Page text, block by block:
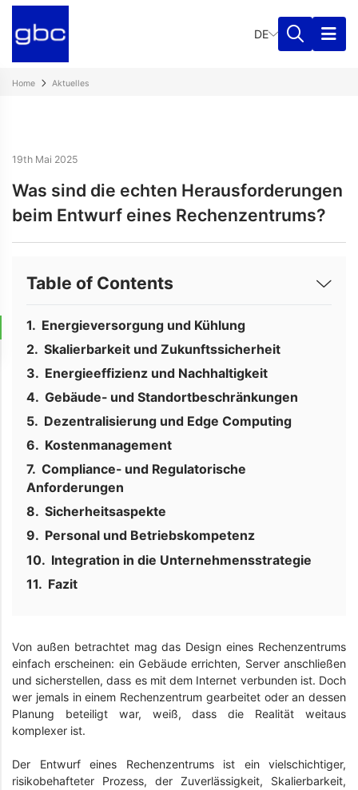
DE
Home Aktuelles
19th Mai 2025
Was sind die echten Herausforderungen
beim Entwurf eines Rechenzentrums?
Table of Contents
Energieversorgung und Kühlung
Skalierbarkeit und Zukunftssicherheit
Energieeffizienz und Nachhaltigkeit
Gebäude- und Standortbeschränkungen
Dezentralisierung und Edge Computing
Kostenmanagement
Compliance- und Regulatorische
Anforderungen
Sicherheitsaspekte
Personal und Betriebskompetenz
Integration in die Unternehmensstrategie
Fazit
Von außen betrachtet mag das Design eines Rechenzentrums
einfach erscheinen: ein Gebäude errichten, Server anschließen
und sicherstellen, dass es mit dem Internet verbunden ist. Doch
wer jemals in einem Rechenzentrum gearbeitet oder an dessen
Planung beteiligt war, weiß, dass die Realität weitaus
komplexer ist.
Der Entwurf eines Rechenzentrums ist ein vielschichtiger,
risikobehafteter Prozess, der Zuverlässigkeit, Skalierbarkeit,